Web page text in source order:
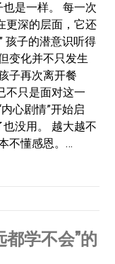
是一样。 每一次
更深的层面，它还
孩子的潜意识听得
变化并不只发生
子再次离开餐
不只是面对这一
心剧情”开始启
没用。 越大越不
不懂感恩。…
学不会”的